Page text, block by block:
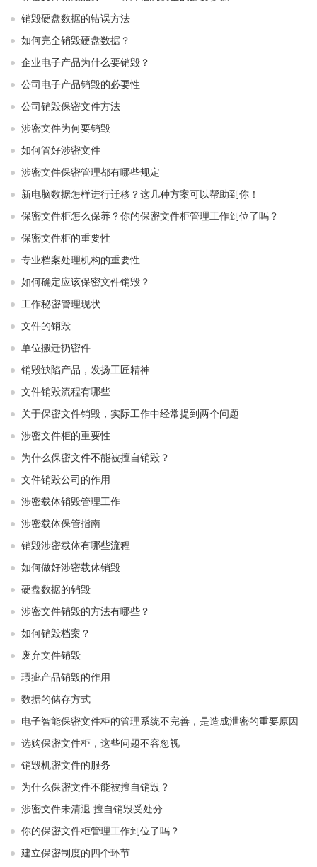
销毁硬盘数据的错误方法
如何完全销毁硬盘数据？
企业电子产品为什么要销毁？
公司电子产品销毁的必要性
公司销毁保密文件方法
涉密文件为何要销毁
如何管好涉密文件
涉密文件保密管理都有哪些规定
新电脑数据怎样进行迁移？这几种方案可以帮助到你！
保密文件柜怎么保养？你的保密文件柜管理工作到位了吗？
保密文件柜的重要性
专业档案处理机构的重要性
如何确定应该保密文件销毁？
工作秘密管理现状
文件的销毁
单位搬迁扔密件
销毁缺陷产品，发扬工匠精神
文件销毁流程有哪些
关于保密文件销毁，实际工作中经常提到两个问题
涉密文件柜的重要性
为什么保密文件不能被擅自销毁？
文件销毁公司的作用
涉密载体销毁管理工作
涉密载体保管指南
销毁涉密载体有哪些流程
如何做好涉密载体销毁
硬盘数据的销毁
涉密文件销毁的方法有哪些？
如何销毁档案？
废弃文件销毁
瑕疵产品销毁的作用
数据的储存方式
电子智能保密文件柜的管理系统不完善，是造成泄密的重要原因
选购保密文件柜，这些问题不容忽视
销毁机密文件的服务
为什么保密文件不能被擅自销毁？
涉密文件未清退 擅自销毁受处分
你的保密文件柜管理工作到位了吗？
建立保密制度的四个环节